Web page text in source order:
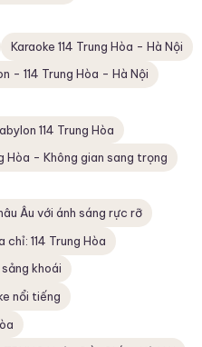
Karaoke 114 Trung Hòa - Hà Nội
- 114 Trung Hòa - Hà Nội
114 Trung Hòa
Hòa - Không gian sang trọng
Âu với ánh sáng rực rỡ
chỉ: 114 Trung Hòa
khoái
nổi tiếng